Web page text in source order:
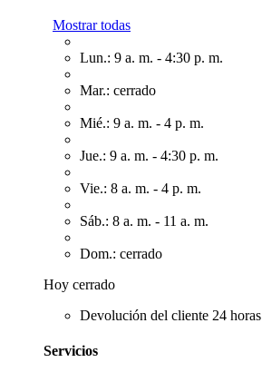
Mostrar todas
Lun.: 9 a. m. - 4:30 p. m.
Mar.: cerrado
Mié.: 9 a. m. - 4 p. m.
Jue.: 9 a. m. - 4:30 p. m.
Vie.: 8 a. m. - 4 p. m.
Sáb.: 8 a. m. - 11 a. m.
Dom.: cerrado
Hoy cerrado
Devolución del cliente 24 horas
Servicios